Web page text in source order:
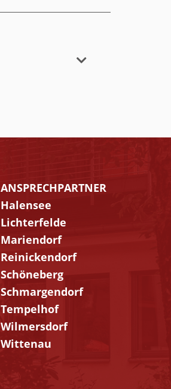
ANSPRECHPARTNER
Navigation
überspringen
Halensee
Lichterfelde
Mariendorf
Reinickendorf
Schöneberg
Schmargendorf
Tempelhof
Wilmersdorf
Wittenau